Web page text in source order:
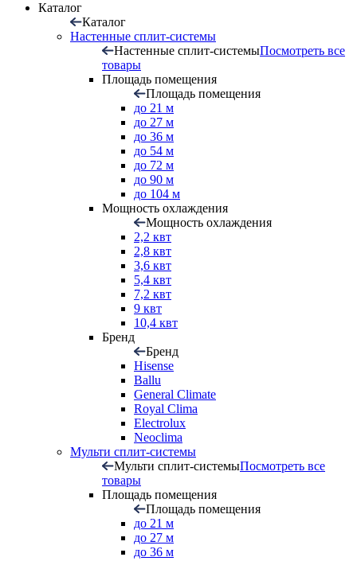
Каталог
Каталог
Настенные сплит-системы
Настенные сплит-системыПосмотреть все
товары
Площадь помещения
Площадь помещения
до 21 м
до 27 м
до 36 м
до 54 м
до 72 м
до 90 м
до 104 м
Мощность охлаждения
Мощность охлаждения
2,2 квт
2,8 квт
3,6 квт
5,4 квт
7,2 квт
9 квт
10,4 квт
Бренд
Бренд
Hisense
Ballu
General Climate
Royal Clima
Electrolux
Neoclima
Мульти сплит-системы
Мульти сплит-системыПосмотреть все
товары
Площадь помещения
Площадь помещения
до 21 м
до 27 м
до 36 м